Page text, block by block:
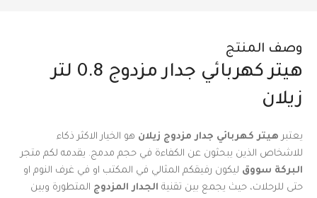
وصف المنتج
هيتر كهربائي جدار مزدوج 0.8 لتر
زيلان
يعتبر هيتر كهربائي جدار مزدوج زيلان هو الخيار الاكثر ذكاء
للاشخاص الذين يبحثون عن الكفاءة في حجم مدمج. يقدمه لكم متجر
البركة سووق ليكون رفيقكم المثالي في المكتب او في غرف النوم او
حتى للرحلات، حيث يجمع بين تقنية الجدار المزدوج المتطورة وبين